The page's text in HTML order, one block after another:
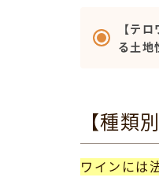
【テ
る土地
【種類
ワインには